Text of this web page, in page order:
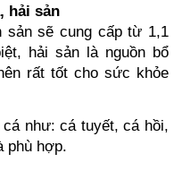
hải sản
sản sẽ cung cấp từ 1,1
hải sản là nguồn bổ
rất tốt cho sức khỏe
như: cá tuyết, cá hồi,
phù hợp.